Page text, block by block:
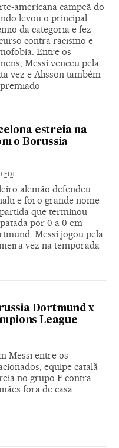
americana campeã do
levou o principal
da categoria e fez
contra racismo e
Entre os
Messi venceu pela
vez e Alisson também
estreia na
o Borussia
EDT
alemão defendeu
e foi o grande nome
que terminou
por 0 a 0 em
Messi jogou pela
vez na temporada
Dortmund x
League
Messi entre os
equipe catalã
no grupo F contra
fora de casa